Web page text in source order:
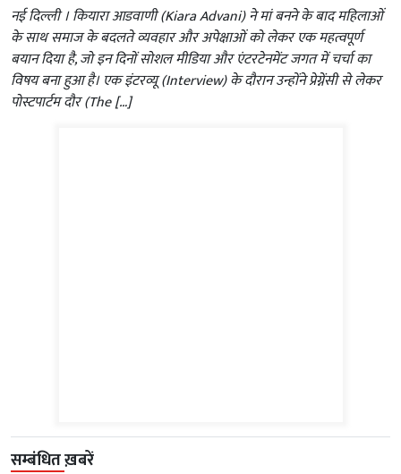
नई दिल्ली । कियारा आडवाणी (Kiara Advani) ने मां बनने के बाद महिलाओं
के साथ समाज के बदलते व्यवहार और अपेक्षाओं को लेकर एक महत्वपूर्ण
बयान दिया है, जो इन दिनों सोशल मीडिया और एंटरटेनमेंट जगत में चर्चा का
विषय बना हुआ है। एक इंटरव्यू (Interview) के दौरान उन्होंने प्रेग्नेंसी से लेकर
पोस्टपार्टम दौर (The […]
सम्बंधित ख़बरें